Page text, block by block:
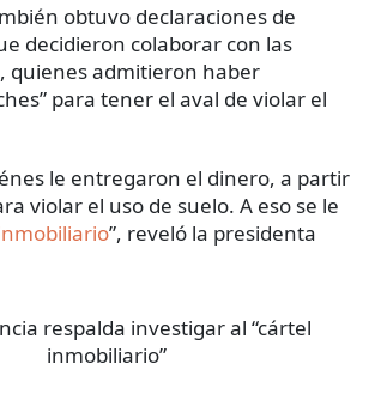
obtuvo declaraciones de
decidieron colaborar con las
quienes admitieron haber
para tener el aval de violar el
le entregaron el dinero, a partir
violar el uso de suelo. A eso se le
”, reveló la presidenta
respalda investigar al “cártel
inmobiliario”